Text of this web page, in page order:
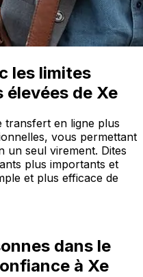
les limites
élevées de Xe
transfert en ligne plus
vous permettant
un seul virement. Dites
plus importants et
et plus efficace de
dans le
à Xe